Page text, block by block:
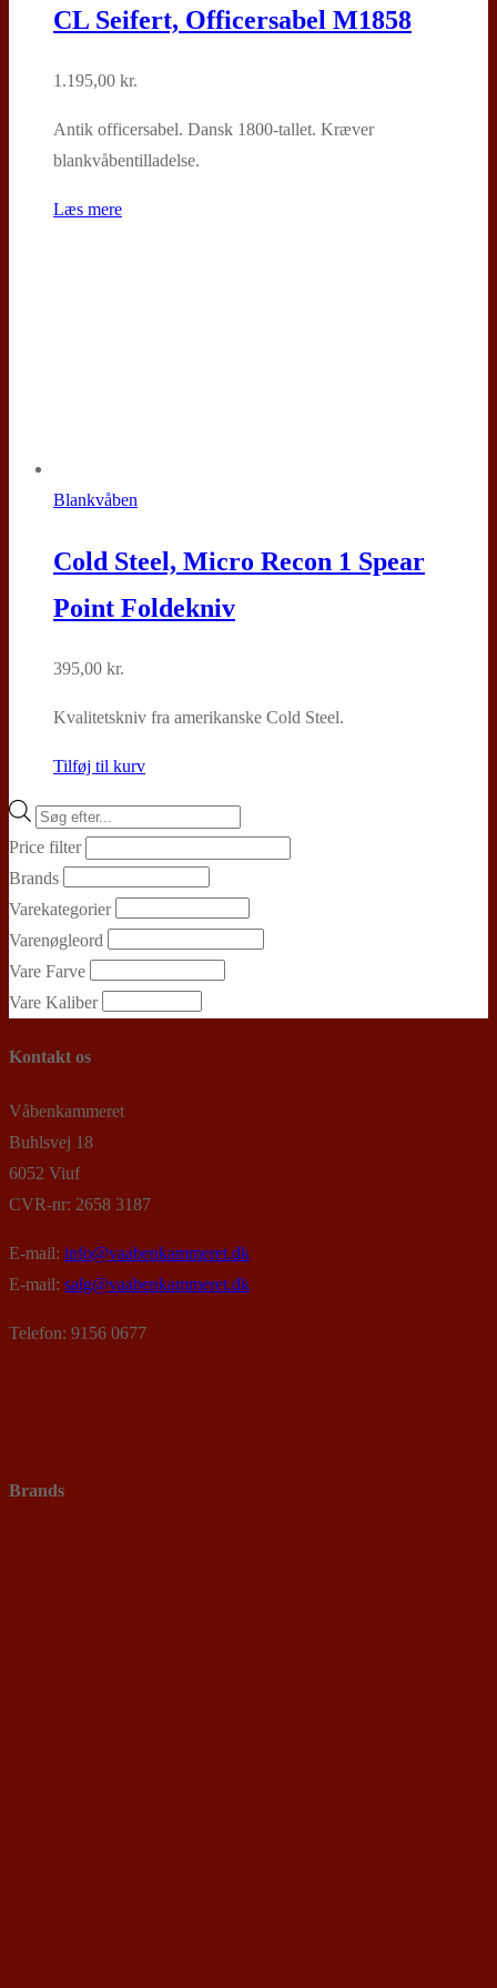
CL Seifert, Officersabel M1858
1.195,00 kr.
Antik officersabel. Dansk 1800-tallet. Kræver
blankvåbentilladelse.
Læs mere
Blankvåben
Cold Steel, Micro Recon 1 Spear
Point Foldekniv
395,00 kr.
Kvalitetskniv fra amerikanske Cold Steel.
Tilføj til kurv
Products
search
Price filter
Brands
Varekategorier
Varenøgleord
Vare Farve
Vare Kaliber
Kontakt os
Våbenkammeret
Buhlsvej 18
6052 Viuf
CVR-nr: 2658 3187
E-mail: info@vaabenkammeret.dk
E-mail: salg@vaabenkammeret.dk
Telefon: 9156 0677
Brands